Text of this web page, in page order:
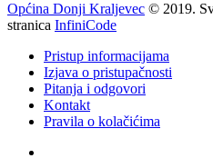
Općina Donji Kraljevec © 2019.
stranica InfiniCode
Pristup informacijama
Izjava o pristupačnosti
Pitanja i odgovori
Kontakt
Pravila o kolačićima